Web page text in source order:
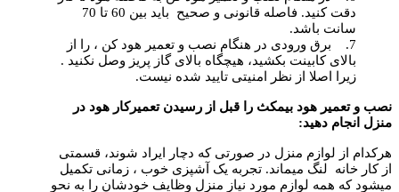
دقت کنید. فاصله قانونی و صحیح باید بین 60 تا 70
سانت باشد.
7. برق ورودی در هنگام نصب و تعمیر هود کن ، را از
بالای کابینت بکشید، هیچگاه بالای گاز پریز وصل نکنید .
زیرا اصلا از نظر امنیتی تایید شده نیست.
نصب و تعمیر هود بیمکث را قبل از رسیدن تعمیرکار هود در
منزل انجام دهید:
هرکدام از لوازم منزل در صورتی که دچار ایراد شوند، قسمتی
از کار خانه لنگ میماند. تجربه یک آشپزی خوب ، زمانی تکمیل
میشود که همه لوازم مورد نیاز منزل وظایف خودشان را به نحو